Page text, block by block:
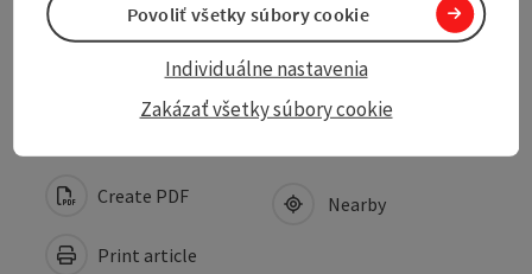
Accessibility
Create PDF
Print article
Nearby
Zakázať všetky súbory cookie
Individuálne nastavenia
Povoliť všetky súbory cookie